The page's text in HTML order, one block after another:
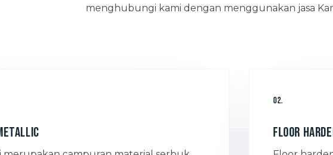
menghubungi kami dengan menggunakan jasa
02.
Floor